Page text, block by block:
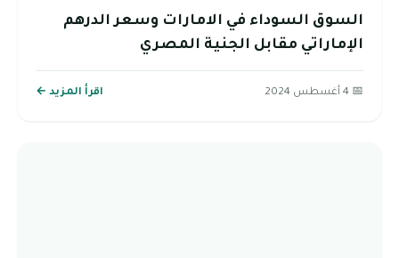
السوق السوداء في الامارات وسعر الدرهم
الإماراتي مقابل الجنية المصري
📅 4 أغسطس 2024 اقرأ المزيد ←